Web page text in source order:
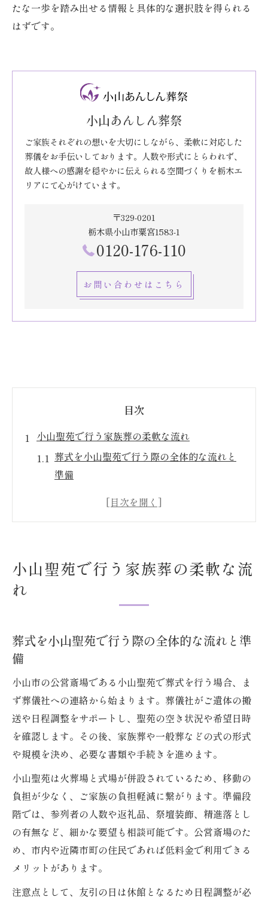
たな一歩を踏み出せる情報と具体的な選択肢を得られる
はずです。
小山あんしん葬祭
ご家族それぞれの想いを大切にしながら、柔軟に対応した
葬儀をお手伝いしております。人数や形式にとらわれず、
故人様への感謝を穏やかに伝えられる空間づくりを栃木エ
リアにて心がけています。
〒329-0201
栃木県小山市粟宮1583-1
0120-176-110
お問い合わせはこちら
目次
小山聖苑で行う家族葬の柔軟な流れ
葬式を小山聖苑で行う際の全体的な流れと
準備
家族葬で求められる柔軟な対応ポイントと
認
葬式における地元密着型プランの魅力と利
点
小山聖苑利用で得られる葬式の安心サポー
柔軟な葬式対応で家族の希望に応える工夫
葬式の不安を解消できる地元サポート内容
家族葬なら小山聖苑利用が選ばれる理由
葬式を小山聖苑で選ぶ家族葬のメリット
小山市で家族葬を行う際の利便性と魅力
葬式負担を軽減する小山聖苑の強みを紹介
家族葬に最適な小山聖苑利用の理由と背景
地元密着の葬式が安心な理由を具体的に解
説
小山聖苑で行う家族葬の柔軟な流
れ
葬式を小山聖苑で行う際の全体的な流れと準
備
小山市の公営斎場である小山聖苑で葬式を行う場合、ま
ず葬儀社への連絡から始まります。葬儀社がご遺体の搬
送や日程調整をサポートし、聖苑の空き状況や希望日時
を確認します。その後、家族葬や一般葬などの式の形式
や規模を決め、必要な書類や手続きを進めます。
小山聖苑は火葬場と式場が併設されているため、移動の
負担が少なく、ご家族の負担軽減に繋がります。準備段
階では、参列者の人数や返礼品、祭壇装飾、精進落とし
の有無など、細かな要望も相談可能です。公営斎場のた
め、市内や近隣市町の住民であれば低料金で利用できる
メリットがあります。
注意点として、友引の日は休館となるため日程調整が必